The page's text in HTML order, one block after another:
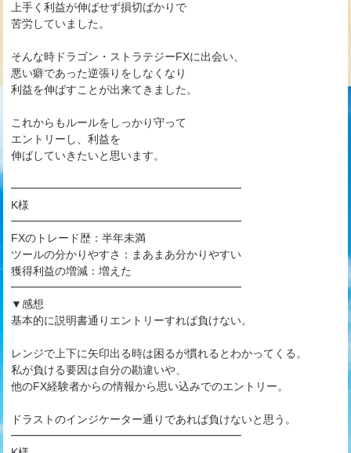
上手く利益が伸ばせず損切ばかりで
苦労していました。
そんな時ドラゴン・ストラテジーFXに出会い、
悪い癖であった逆張りをしなくなり
利益を伸ばすことが出来てきました。
これからもルールをしっかり守って
エントリーし、利益を
伸ばしていきたいと思います。
━━━━━━━━━━━━━━━━━━━━━
K様
━━━━━━━━━━━━━━━━━━━━━
FXのトレード歴：半年未満
ツールの分かりやすさ：まあまあ分かりやすい
獲得利益の増減：増えた
━━━━━━━━━━━━━━━━━━━━━
▼感想
基本的に説明書通りエントリーすれば負けない。
レンジで上下に矢印出る時は困るが慣れるとわかってくる。
私が負ける要因は自分の勘違いや、
他のFX経験者からの情報から思い込みでのエントリー。
ドラストのインジケーター通りであれば負けないと思う。
━━━━━━━━━━━━━━━━━━━━━